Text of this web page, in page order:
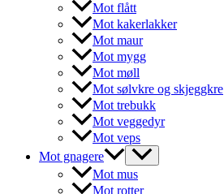
Mot flått
Mot kakerlakker
Mot maur
Mot mygg
Mot møll
Mot sølvkre og skjeggkre
Mot trebukk
Mot veggedyr
Mot veps
Mot gnagere
Mot mus
Mot rotter